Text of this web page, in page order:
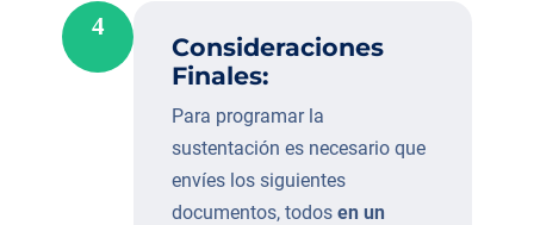
4
Consideraciones
Finales:
Para programar la
sustentación es necesario que
envíes los siguientes
documentos, todos en un